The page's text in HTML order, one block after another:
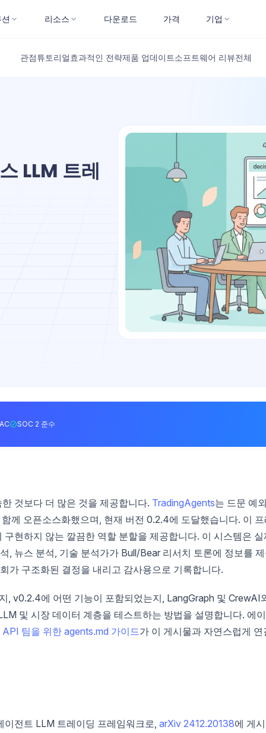
리소스 다운로드 가격 기업
관점튜토리얼효과적인 전략제품 업데이트소프트웨어 리뷰전체
LLM 트레
SOC 2 준수
것보다 더 많은 것을 제공합니다. TradingAgents는 드문 예외
께 오픈소스화했으며, 현재 버전 0.2.4에 도달했습니다. 이 프
현하지 않는 깔끔한 역할 분할을 제공합니다. 이 시스템은 실
, 뉴스 분석, 기술 분석가가 Bull/Bear 리서치 토론에 정보를
가 구조화된 결정을 내리고 감사용으로 기록합니다.
, v0.2.4에 어떤 기능이 포함되었는지, LangGraph 및 CrewAI
및 시장 데이터 계층을 테스트하는 방법을 설명합니다. 에
API 팀을 위한 agents.md 가이드가 이 게시물과 자연스럽게 연
전트 LLM 트레이딩 프레임워크로, arXiv 2412.20138에 게